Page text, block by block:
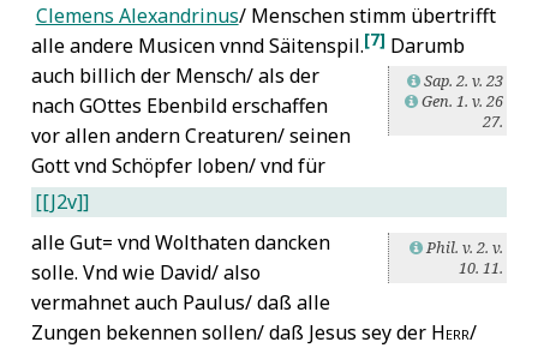
Clemens Alexandrinus/ Menschen stimm übertrifft
alle andere Musicen vnnd Säitenspil.[7] Darumb
auch billich der
LSap. 2. v. 23
LGen. 1. v. 26
27.
Mensch/ als der
nachGOttes Ebenbild erschaffen
vor allen andern Creaturen/ seinen
Gott vnd Schöpfer loben/ vnd für
[[J2v]]
LPhil. v. 2. v.
10. 11.
alle Gut= vnd Wolthaten dancken
solle. Vnd wie David/ also
vermahnet auch Paulus/ daß alle
Zungen bekennen sollen/ daß Jesus sey der Herr/